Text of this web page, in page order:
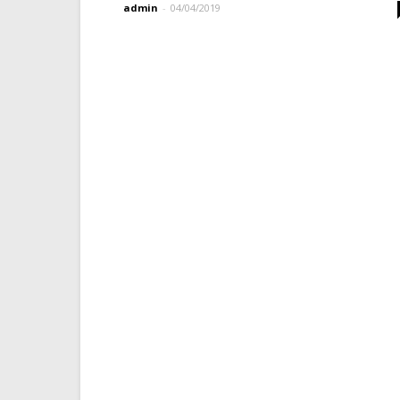
admin - 04/04/2019